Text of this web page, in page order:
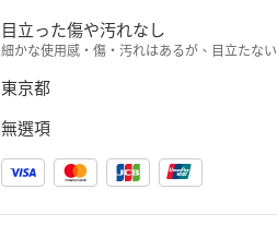
目立った傷や汚れなし
細かな使用感・傷・汚れはあるが、目立たない
東京都
無選項